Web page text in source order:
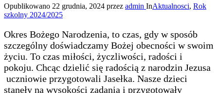
Opublikowano 22 grudnia, 2024 przez admin InAktualnosci, Rok
szkolny 2024/2025
Okres Bożego Narodzenia, to czas, gdy w sposób
szczególny doświadczamy Bożej obecności w swoim
życiu. To czas miłości, życzliwości, radości i
pokoju. Chcąc dzielić się radością z narodzin Jezusa
uczniowie przygotowali Jasełka. Nasze dzieci
stanęły na wysokości zadania i przygotowały